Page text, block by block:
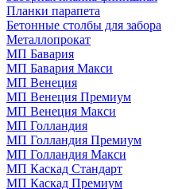
Планки парапета
Бетонные столбы для забора
Металлопрокат
МП Бавария
МП Бавария Макси
МП Венеция
МП Венеция Премиум
МП Венеция Макси
МП Голландия
МП Голландия Премиум
МП Голландия Макси
МП Каскад Стандарт
МП Каскад Премиум